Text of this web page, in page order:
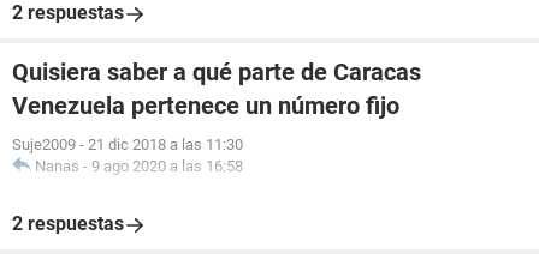
2 respuestas
Quisiera saber a qué parte de Caracas
Venezuela pertenece un número fijo
Suje2009 - 21 dic 2018 a las 11:30
Nanas - 9 ago 2020 a las 16:58
2 respuestas